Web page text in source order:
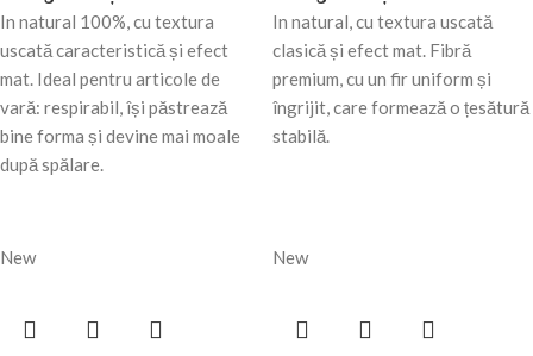
In natural 100%, cu textura
uscată caracteristică și efect
mat. Ideal pentru articole de
vară: respirabil, își păstrează
bine forma și devine mai moale
după spălare.
In natural, cu textura uscată
clasică și efect mat. Fibră
premium, cu un fir uniform și
îngrijit, care formează o țesătură
stabilă.
New New